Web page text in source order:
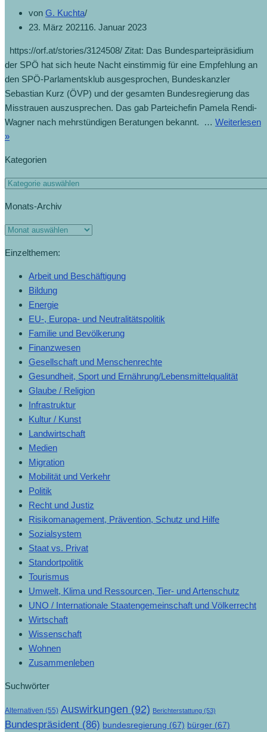
von G. Kuchta
23. März 202116. Januar 2023
https://orf.at/stories/3124508/ Zitat: Das Bundesparteipräsidium
der SPÖ hat sich heute Nacht einstimmig für eine Empfehlung an
den SPÖ-Parlamentsklub ausgesprochen, Bundeskanzler
Sebastian Kurz (ÖVP) und der gesamten Bundesregierung das
Misstrauen auszusprechen. Das gab Parteichefin Pamela Rendi-
Wagner nach mehrstündigen Beratungen bekannt. … Weiterlesen
»
Kategorien
Monats-Archiv
Einzelthemen:
Arbeit und Beschäftigung
Bildung
Energie
EU-, Europa- und Neutralitätspolitik
Familie und Bevölkerung
Finanzwesen
Gesellschaft und Menschenrechte
Gesundheit, Sport und Ernährung/Lebensmittelqualität
Glaube / Religion
Infrastruktur
Kultur / Kunst
Landwirtschaft
Medien
Migration
Mobilität und Verkehr
Politik
Recht und Justiz
Risikomanagement, Prävention, Schutz und Hilfe
Sozialsystem
Staat vs. Privat
Standortpolitik
Tourismus
Umwelt, Klima und Ressourcen, Tier- und Artenschutz
UNO / Internationale Staatengemeinschaft und Völkerrecht
Wirtschaft
Wissenschaft
Wohnen
Zusammenleben
Suchwörter
Alternativen (55) Auswirkungen (92) Berichterstattung (53)
Bundespräsident (86) bundesregierung (67) bürger (67)